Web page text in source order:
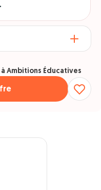
Ambitions Éducatives